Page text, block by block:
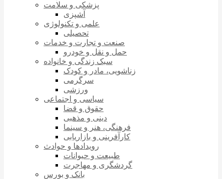
پزشکی و سلامت
آشپزی
علمی و تکنولوژی
تحصیلی
صنعت و تجارت و خدمات
حمل و نقل و خودرو
سبک زندگی و خانواده
زناشویی، مادر و کودک
سرگرمی
ورزشی
سیاسی و اجتماعی
حقوق و قضا
دینی و مذهبی
فرهنگی، هنر و سینما
کارآفرینی و بازاریابی
رویدادها و حوادث
طبیعت و حیوانات
گردشگری و مهاجرت
بانک و بورس